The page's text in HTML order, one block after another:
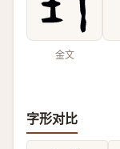
金文
字形对比